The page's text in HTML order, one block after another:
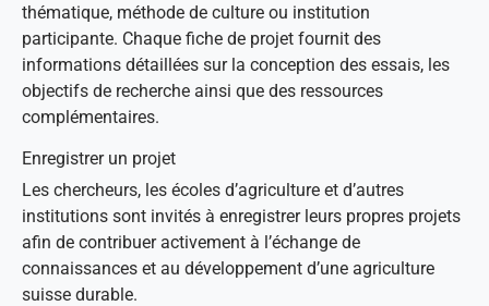
thématique, méthode de culture ou institution
participante. Chaque fiche de projet fournit des
informations détaillées sur la conception des essais, les
objectifs de recherche ainsi que des ressources
complémentaires.
Enregistrer un projet
Les chercheurs, les écoles d’agriculture et d’autres
institutions sont invités à enregistrer leurs propres projets
afin de contribuer activement à l’échange de
connaissances et au développement d’une agriculture
suisse durable.